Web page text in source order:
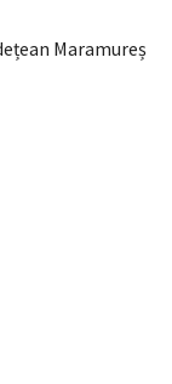
Maramureș